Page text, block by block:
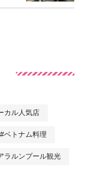
カル人気店
#ベトナム料理
ラルンプール観光